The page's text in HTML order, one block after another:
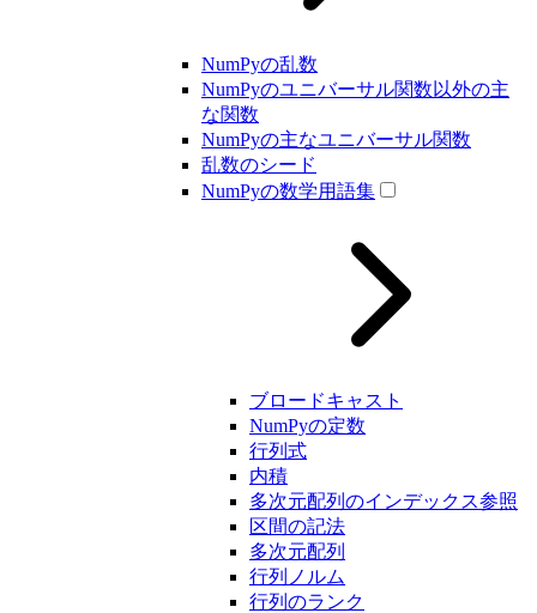
NumPyの乱数
NumPyのユニバーサル関数以外の主
な関数
NumPyの主なユニバーサル関数
乱数のシード
NumPyの数学用語集
ブロードキャスト
NumPyの定数
行列式
内積
多次元配列のインデックス参照
区間の記法
多次元配列
行列ノルム
行列のランク